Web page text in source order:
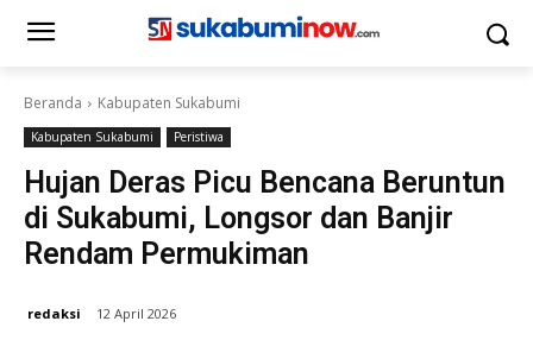
Beranda Kabupaten Sukabumi
Kabupaten Sukabumi Peristiwa
Hujan Deras Picu Bencana Beruntun
di Sukabumi, Longsor dan Banjir
Rendam Permukiman
redaksi 12 April 2026